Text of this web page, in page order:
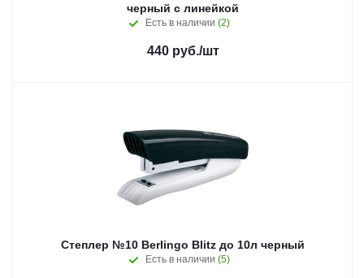
черный с линейкой
Есть в наличии (2)
440руб./шт
Степлер №10 Berlingo Blitz до 10л черный
Есть в наличии (5)